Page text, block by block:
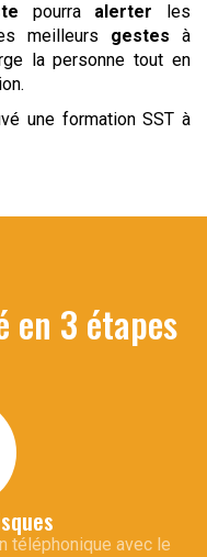
pourra alerter les
meilleurs gestes à
la personne tout en
une formation SST à
en 3 étapes
téléphonique avec le